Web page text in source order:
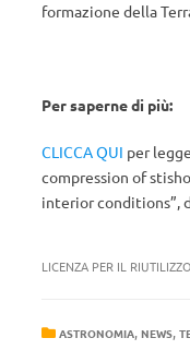
formazione della
Per saperne di più:
CLICCA QUI per
compression of
interior conditions”,
LICENZA PER IL
ASTRONOMIA, NEWS,